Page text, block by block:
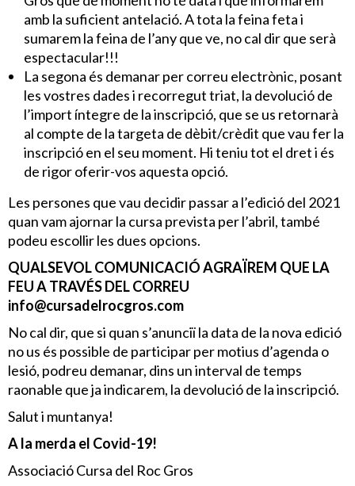
amb la suficient antelació. A tota la feina feta i
sumarem la feina de l’any que ve, no cal dir que serà
espectacular!!!
La segona és demanar per correu electrònic, posant
les vostres dades i recorregut triat, la devolució de
l’import íntegre de la inscripció, que se us retornarà
al compte de la targeta de dèbit/crèdit que vau fer la
inscripció en el seu moment. Hi teniu tot el dret i és
de rigor oferir-vos aquesta opció.
Les persones que vau decidir passar a l’edició del 2021
quan vam ajornar la cursa prevista per l’abril, també
podeu escollir les dues opcions.
QUALSEVOL COMUNICACIÓ AGRAÏREM QUE LA
FEU A TRAVÉS DEL CORREU
info@cursadelrocgros.com
No cal dir, que si quan s’anunciï la data de la nova edició
no us és possible de participar per motius d’agenda o
lesió, podreu demanar, dins un interval de temps
raonable que ja indicarem, la devolució de la inscripció.
Salut i muntanya!
A la merda el Covid-19!
Associació Cursa del Roc Gros